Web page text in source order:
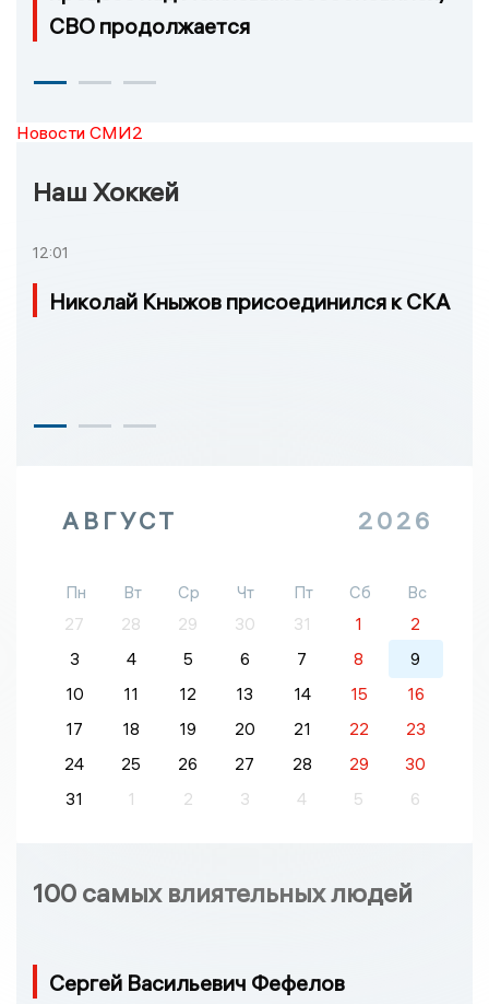
СВО продолжается
Новости СМИ2
Наш Хоккей
12:01
Николай Кныжов присоединился к СКА
АВГУСТ 2026
Пн Вт Ср Чт Пт Сб
Вс
27
28 29 30 31 1
2
3
4 5 6 7 8
9
10
11 12 13 14 15
16
17
18 19 20 21 22
23
24
25 26 27 28 29
30
31
1 2 3 4 5 6
100 самых влиятельных людей
Сергей Васильевич Фефелов